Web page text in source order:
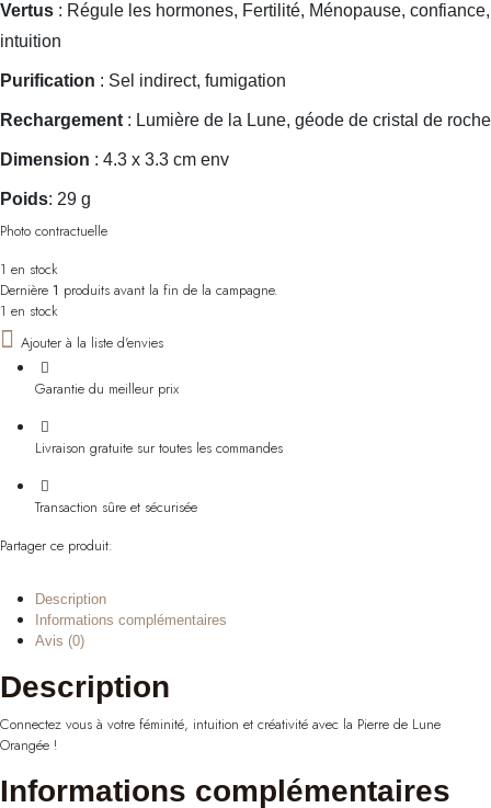
Vertus : Régule les hormones, Fertilité, Ménopause, confiance,
intuition
Purification : Sel indirect, fumigation
Rechargement: Lumière de la Lune, géode de cristal de roche
Dimension : 4.3 x 3.3 cm env
Poids: 29 g
Photo contractuelle
1 en stock
Dernière 1 produits avant la fin de la campagne.
1 en stock
Ajouter à la liste d'envies
Garantie du meilleur prix
Livraison gratuite sur toutes les commandes
Transaction sûre et sécurisée
Partager ce produit:
Description
Informations complémentaires
Avis (0)
Description
Connectez vous à votre féminité, intuition et créativité avec la Pierre de Lune
Orangée !
Informations complémentaires